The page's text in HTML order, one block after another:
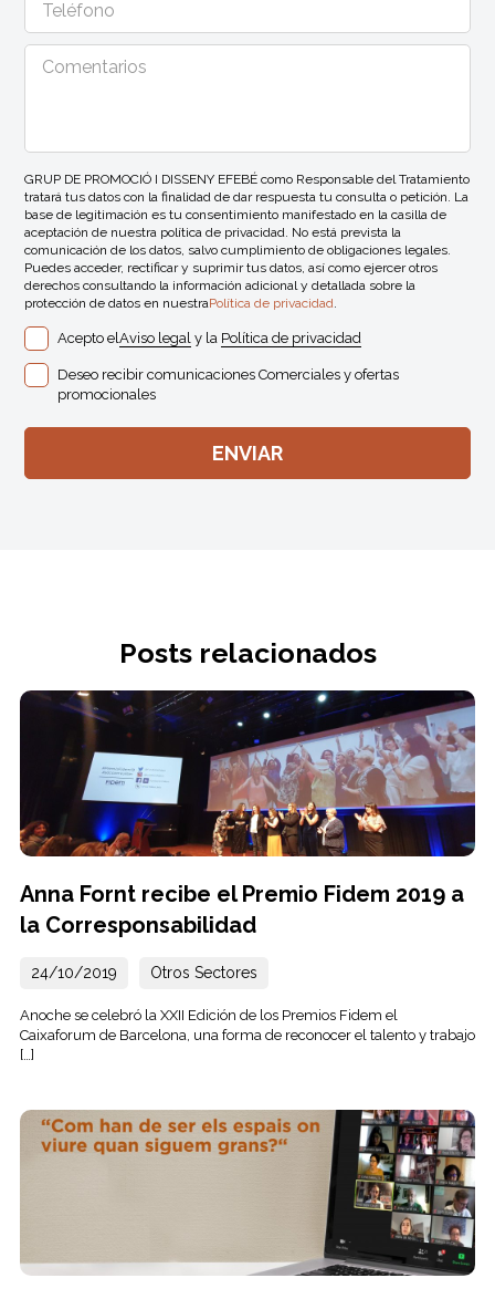
GRUP DE PROMOCIÓ I DISSENY EFEBÉ como Responsable del Tratamiento
tratará tus datos con la finalidad de dar respuesta tu consulta o petición. La
base de legitimación es tu consentimiento manifestado en la casilla de
aceptación de nuestra política de privacidad. No está prevista la
comunicación de los datos, salvo cumplimiento de obligaciones legales.
Puedes acceder, rectificar y suprimir tus datos, así como ejercer otros
derechos consultando la información adicional y detallada sobre la
protección de datos en nuestraPolítica de privacidad.
Acepto elAviso legal y la Política de privacidad
Deseo recibir comunicaciones Comerciales y ofertas
promocionales
Posts relacionados
Anna Fornt recibe el Premio Fidem 2019 a
la Corresponsabilidad
24/10/2019 Otros Sectores
Anoche se celebró la XXII Edición de los Premios Fidem el
Caixaforum de Barcelona, ​​una forma de reconocer el talento y trabajo
[…]